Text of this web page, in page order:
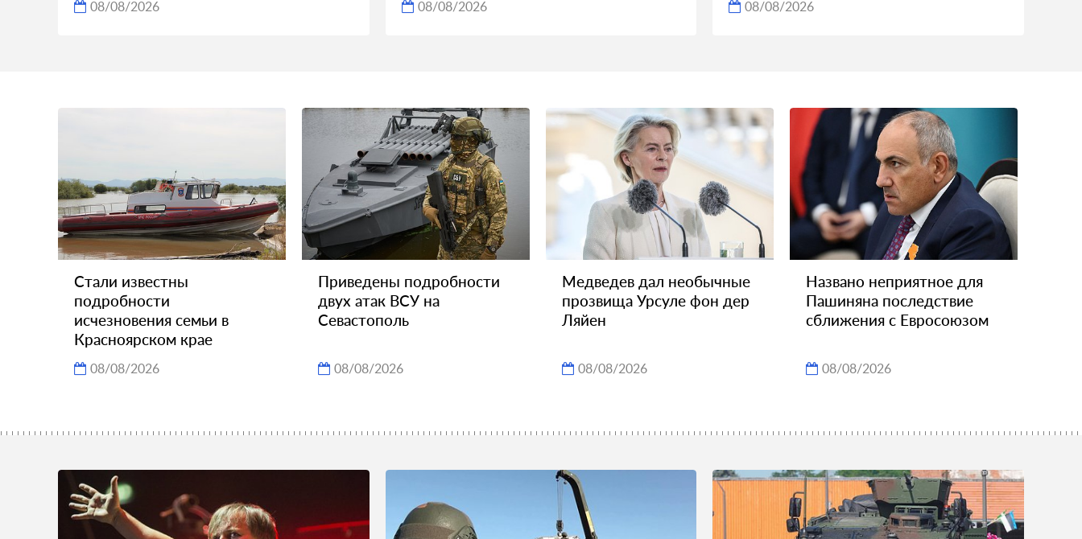
08/08/2026 08/08/2026 08/08/2026
Стали известны
подробности
исчезновения семьи в
Красноярском крае
08/08/2026
Приведены подробности
двух атак ВСУ на
Севастополь
08/08/2026
Медведев дал необычные
прозвища Урсуле фон дер
Ляйен
08/08/2026
Названо неприятное для
Пашиняна последствие
сближения с Евросоюзом
08/08/2026